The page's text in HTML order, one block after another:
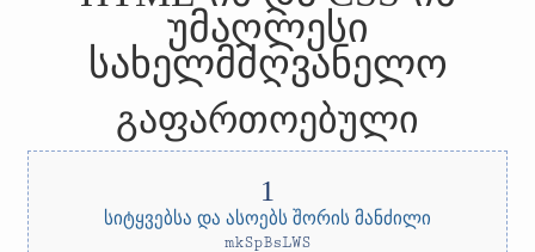
უმაღლესი
სახელმძღვანელო
გაფართოებული
სიტყვებსა და ასოებს შორის მანძილი
mkSpBsLWS